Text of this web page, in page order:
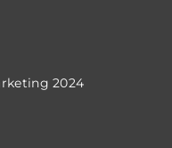
2024